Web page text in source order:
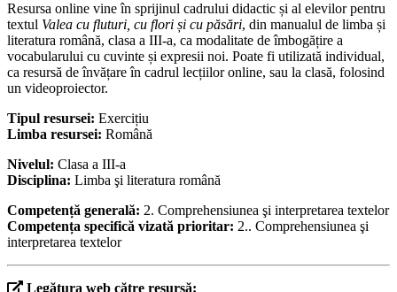
Resursa online vine în sprijinul cadrului didactic și al elevilor pentru
textul Valea cu fluturi, cu flori și cu păsări, din manualul de limba și
literatura română, clasa a III-a, ca modalitate de îmbogățire a
vocabularului cu cuvinte și expresii noi. Poate fi utilizată individual,
ca resursă de învățare în cadrul lecțiilor online, sau la clasă, folosind
un videoproiector.
Tipul resursei: Exercițiu
Limba resursei: Română
Nivelul: Clasa a III-a
Disciplina: Limba şi literatura română
Competență generală: 2. Comprehensiunea şi interpretarea textelor
Competența specifică vizată prioritar: 2.. Comprehensiunea şi
interpretarea textelor
Legătura web către resursă: